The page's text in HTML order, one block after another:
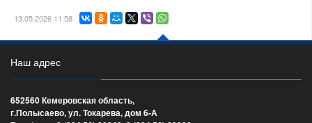
13.05.2026 11:58
Наш адрес
652560 Кемеровская область,
г.Полысаево, ул. Токарева, дом 6-А